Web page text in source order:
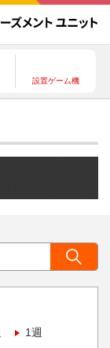
設置ゲーム機
1週